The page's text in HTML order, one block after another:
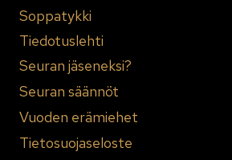
Soppatykki
Tiedotuslehti
Seuran jäseneksi?
Seuran säännöt
Vuoden erämiehet
Tietosuojaseloste